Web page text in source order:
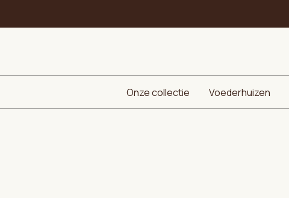
Onze collectie Voederhuizen